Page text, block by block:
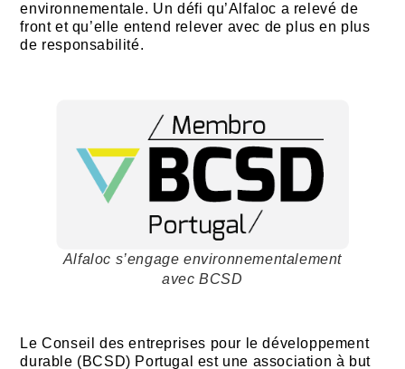
environnementale. Un défi qu’Alfaloc a relevé de
front et qu’elle entend relever avec de plus en plus
de responsabilité.
Alfaloc s’engage environnementalement
avec BCSD
Le Conseil des entreprises pour le développement
durable (BCSD) Portugal est une association à but